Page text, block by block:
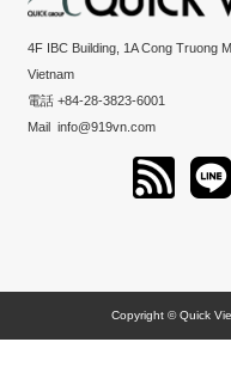
4F IBC Building, 1A Cong Truong
Vietnam
電話 +84-28-3823-6001
Mailinfo@919vn.com
Copyright © Quick